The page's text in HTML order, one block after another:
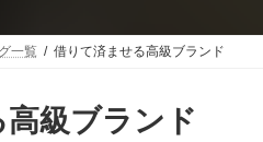
一覧 借りて済ませる高級ブランド
級ブランド